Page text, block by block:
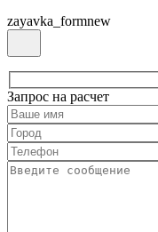
zayavka_formnew
Запрос на расчет